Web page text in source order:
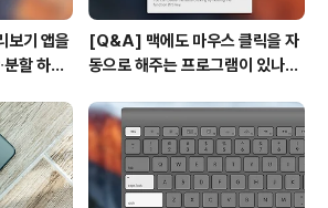
보기 앱을
할 하는
[Q&A] 맥에도 마우스 클릭을 자
동으로 해주는 프로그램이 있나